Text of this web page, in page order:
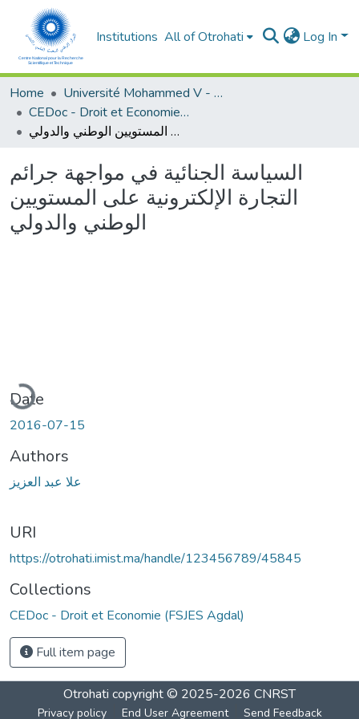
Institutions All of Otrohati Log In
Home
Université Mohammed V - Rabat
CEDoc - Droit et Economie (FSJES Agdal)
السياسة الجنائية في مواجهة جرائم التجارة الإلكترونية على المستويين الوطني والدولي
السياسة الجنائية في مواجهة جرائم
التجارة الإلكترونية على المستويين
الوطني والدولي
Date
2016-07-15
Authors
علا عبد العزيز
URI
https://otrohati.imist.ma/handle/123456789/45845
Collections
CEDoc - Droit et Economie (FSJES Agdal)
Full item page
Otrohati copyright © 2025-2026 CNRST
Privacy policy End User Agreement Send Feedback